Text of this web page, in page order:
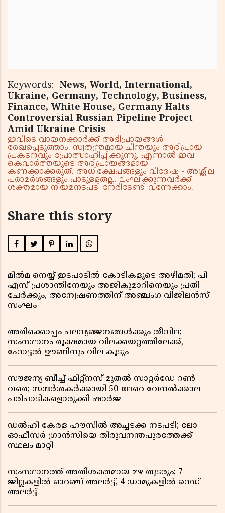
Keywords: News, World, International,
Ukraine, Germany, Technology, Business,
Finance, White House, Germany Halts
Controversial Russian Pipeline Project
Amid Ukraine Crisis
ഇവിടെ വായനക്കാർക്ക് അഭിപ്രായങ്ങൾ
രേഖപ്പെടുത്താം. സ്വതന്ത്രമായ ചിന്തയും അഭിപ്രായ
പ്രകടനവും പ്രോത്സാഹിപ്പിക്കുന്നു. എന്നാൽ ഇവ
കെവാർത്തയുടെ അഭിപ്രായങ്ങളായി
കണക്കാക്കരുത്. അധിക്ഷേപങ്ങളും വിദ്വേഷ - അശ്ലീല
പരാമർശങ്ങളും പാടുള്ളതല്ല. ലംഘിക്കുന്നവർക്ക്
ശക്തമായ നിയമനടപടി നേരിടേണ്ടി വന്നേക്കാം.
Share this story
മിൽമ നെയ്യ് ഇടപാടിൽ കോടികളുടെ അഴിമതി; പി
എസ് പ്രശാന്തിനേയും അജികുമാറിനെയും പ്രതി
ചേർക്കും, അന്വേഷണത്തിന് അഞ്ചംഗ വിജിലൻസ്
സംഘം
അരിക്കൊപ്പം പലവ്യഞ്ജനങ്ങൾക്കും തീവില;
സംസ്ഥാനം രൂക്ഷമായ വിലക്കയറ്റത്തിലേക്ക്,
ഹോട്ടൽ ഊണിനും വില കൂടും
സൗജന്യ ബീച്ച് ഫിറ്റ്നസ് മുതൽ സാറ്റർഡേ റൺ
വരെ; സന്ദർശകർക്കായി 50-ലേറെ വേനൽക്കാല
പരിപാടികളൊരുക്കി ഷാർജ
ഡൽഹി കേരള ഹൗസിൽ അച്ചടക്ക നടപടി; ലോ
ഓഫീസർ ഗ്രാൻസിയെ തിരുവനന്തപുരത്തേക്ക്
സ്ഥലം മാറ്റി
സംസ്ഥാനത്ത് അതിശക്തമായ മഴ തുടരും; 7
ജില്ലകളിൽ ഓറഞ്ച് അലർട്ട്, 4 ഡാമുകളിൽ റെഡ്
അലർട്ട്